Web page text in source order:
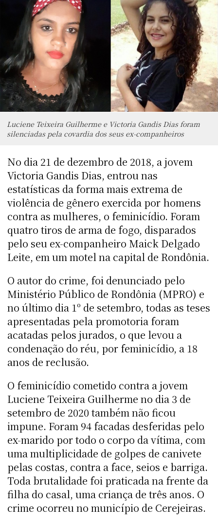
Luciene Teixeira Guilherme e Victoria Gandis Dias foram
silenciadas pela covardia dos seus ex-companheiros
No dia 21 de dezembro de 2018, a jovem
Victoria Gandis Dias, entrou nas
estatísticas da forma mais extrema de
violência de gênero exercida por homens
contra as mulheres, o feminicídio. Foram
quatro tiros de arma de fogo, disparados
pelo seu ex-companheiro Maick Delgado
Leite, em um motel na capital de Rondônia.
O autor do crime, foi denunciado pelo
Ministério Público de Rondônia (MPRO) e
no último dia 1º de setembro, todas as teses
apresentadas pela promotoria foram
acatadas pelos jurados, o que levou a
condenação do réu, por feminicídio, a 18
anos de reclusão.
O feminicídio cometido contra a jovem
Luciene Teixeira Guilherme no dia 3 de
setembro de 2020 também não ficou
impune. Foram 94 facadas desferidas pelo
ex-marido por todo o corpo da vítima, com
uma multiplicidade de golpes de canivete
pelas costas, contra a face, seios e barriga.
Toda brutalidade foi praticada na frente da
filha do casal, uma criança de três anos. O
crime ocorreu no município de Cerejeiras.